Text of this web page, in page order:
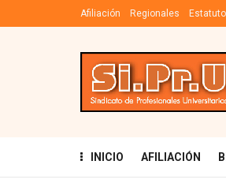
Afiliación Regionales Estatuto
INICIO AFILIACIÓN